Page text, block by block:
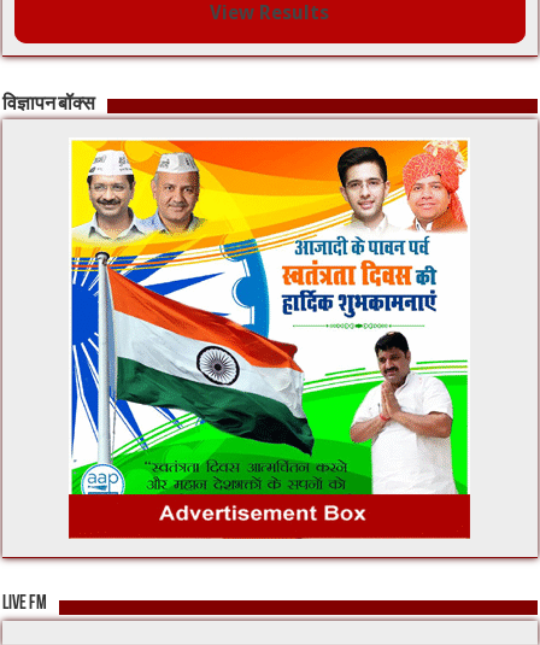
View Results
विज्ञापन बॉक्स
LIVE FM